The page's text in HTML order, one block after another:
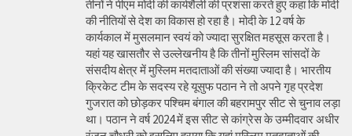
तीनों ने पीएम मोदी की कार्यशैली की प्रशंसा करते हुए कहा कि मोदी
की नीतियों से देश का विकास हो रहा है। मोदी के 12 वर्ष के
कार्यकाल में मुसलमान स्वयं को ज्यादा सुरक्षित महसूस करता है।
यहां यह खासतौर से उल्लेखनीय है कि तीनों मुस्लिम सांसदों के
संसदीय क्षेत्र में मुस्लिम मतदाताओं की संख्या ज्यादा है। भारतीय
क्रिकेट टीम के सदस्य रहे यूसुफ पठान ने तो अपने गृह प्रदेश
गुजरात को छोड़कर पश्चिम बंगाल की बहरामपुर सीट से चुनाव लड़ा
था। पठान ने वर्ष 2024 में इस सीट से कांग्रेस के उम्मीदवार अधीर